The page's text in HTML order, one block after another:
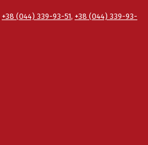
+38 (044) 339-93-51, +38 (044) 339-93-